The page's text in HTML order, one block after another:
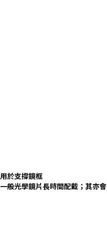
於支撐鏡框
般光學鏡片長時間配戴；其